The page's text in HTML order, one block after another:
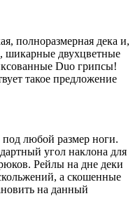
полноразмерная дека и,
шикарные двухцветные
Duo грипсы!
такое предложение
под любой размер ноги.
угол наклона для
Рейлы на дне деки
а скошенные
на данный